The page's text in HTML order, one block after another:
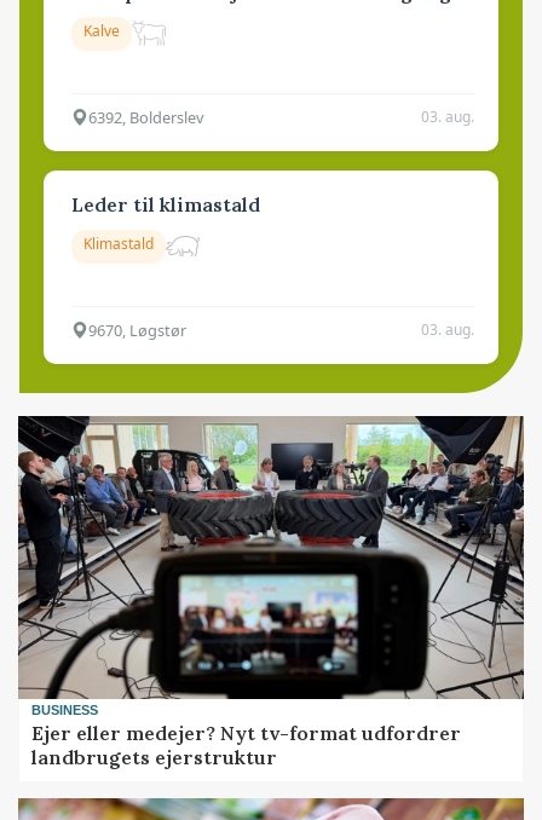
Kalve
6392, Bolderslev 03. aug.
Leder til klimastald
Klimastald
9670, Løgstør 03. aug.
BUSINESS
Ejer eller medejer? Nyt tv-format udfordrer
landbrugets ejerstruktur